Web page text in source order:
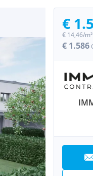
€
€ 14,46/m²
€ 1.586